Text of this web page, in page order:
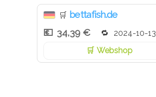
🛒 bettafish.de
34,39 €
2024-10-13
Webshop